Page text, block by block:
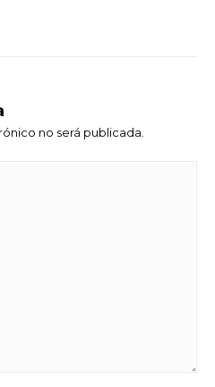
no será publicada.